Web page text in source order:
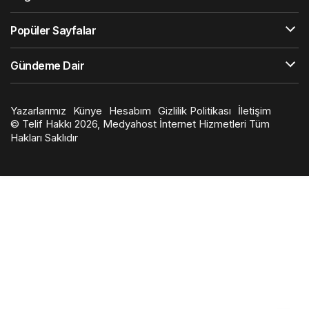
Popüler Sayfalar
Gündeme Dair
Yazarlarımız Künye Hesabım Gizlilik Politikası
İletişim
© Telif Hakkı 2026, Medyahost İnternet Hizmetleri Tüm
Hakları Saklıdır
slot